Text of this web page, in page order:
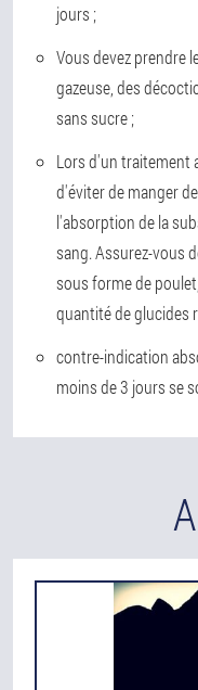
jours ;
Vous devez prendre
gazeuse, des
sans sucre ;
Lors d'un traitement
d'éviter de manger
l'absorption de la
sang. Assurez-vous
sous forme de
quantité de glucides
contre-indication
moins de 3 jours se